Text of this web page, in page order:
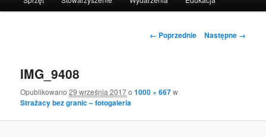
do
Nawigacja
← Poprzednie Następne →
IMG_9408
Opublikowano 29 września 2017o1000 × 667w
Strażacy bez granic – fotogaleria